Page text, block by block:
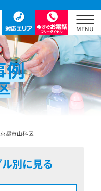
例
都市山科区
別に見る